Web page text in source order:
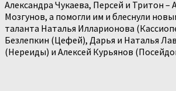
Александра Чукаева, Персей и Тритон –
Мозгунов, а помогли им и блеснули
таланта Наталья Илларионова
Безлепкин (Цефей), Дарья и Наталья
(Нереиды) и Алексей Курьянов